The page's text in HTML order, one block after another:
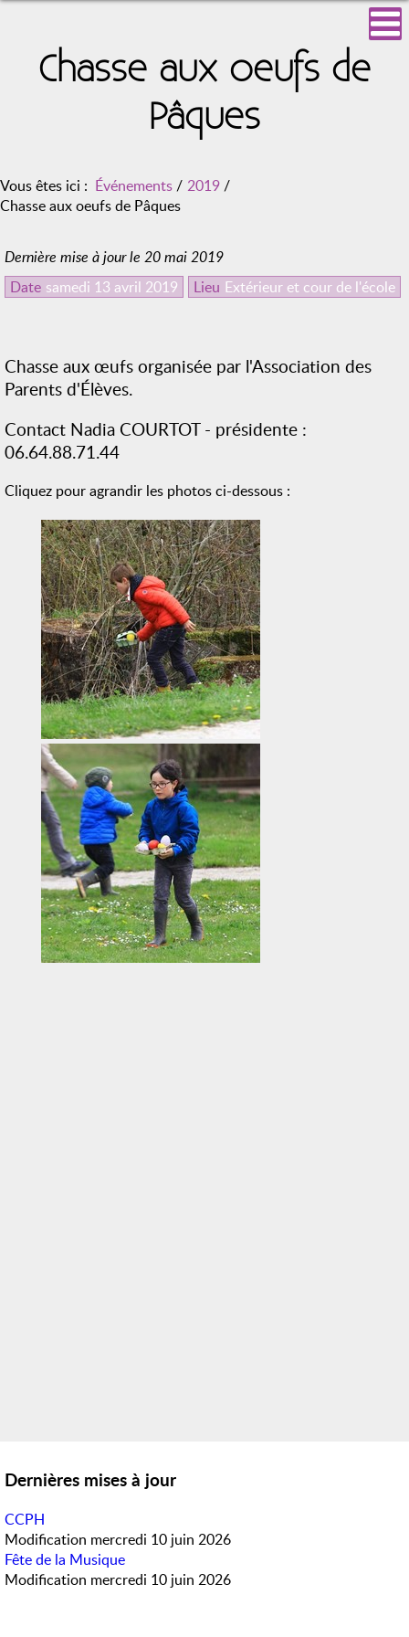
Chasse aux oeufs de
Pâques
Vous êtes ici : Événements / 2019 /
Chasse aux oeufs de Pâques
Dernière mise à jour le 20 mai 2019
Date samedi 13 avril 2019 Lieu Extérieur et cour de l'école
Chasse aux œufs organisée par l'Association des
Parents d'Élèves.
Contact Nadia COURTOT - présidente :
06.64.88.71.44
Cliquez pour agrandir les photos ci-dessous :
Dernières mises à jour
CCPH
Modification mercredi 10 juin 2026
Fête de la Musique
Modification mercredi 10 juin 2026